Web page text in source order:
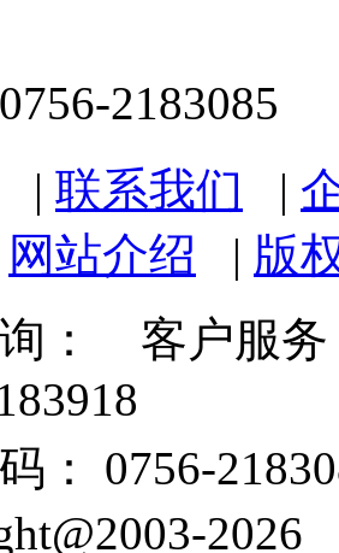
2183085
| 联系我们 |
网站介绍 | 版
：
客户服务
： 0756-